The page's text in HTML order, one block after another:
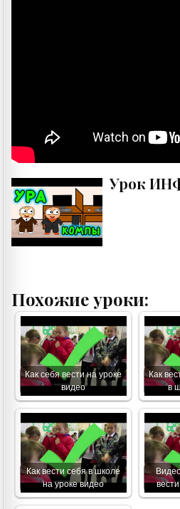
Урок
Похожие уроки:
Как себя вести на уроке
видео
Как
в
Как вести себя в школе
на уроке видео